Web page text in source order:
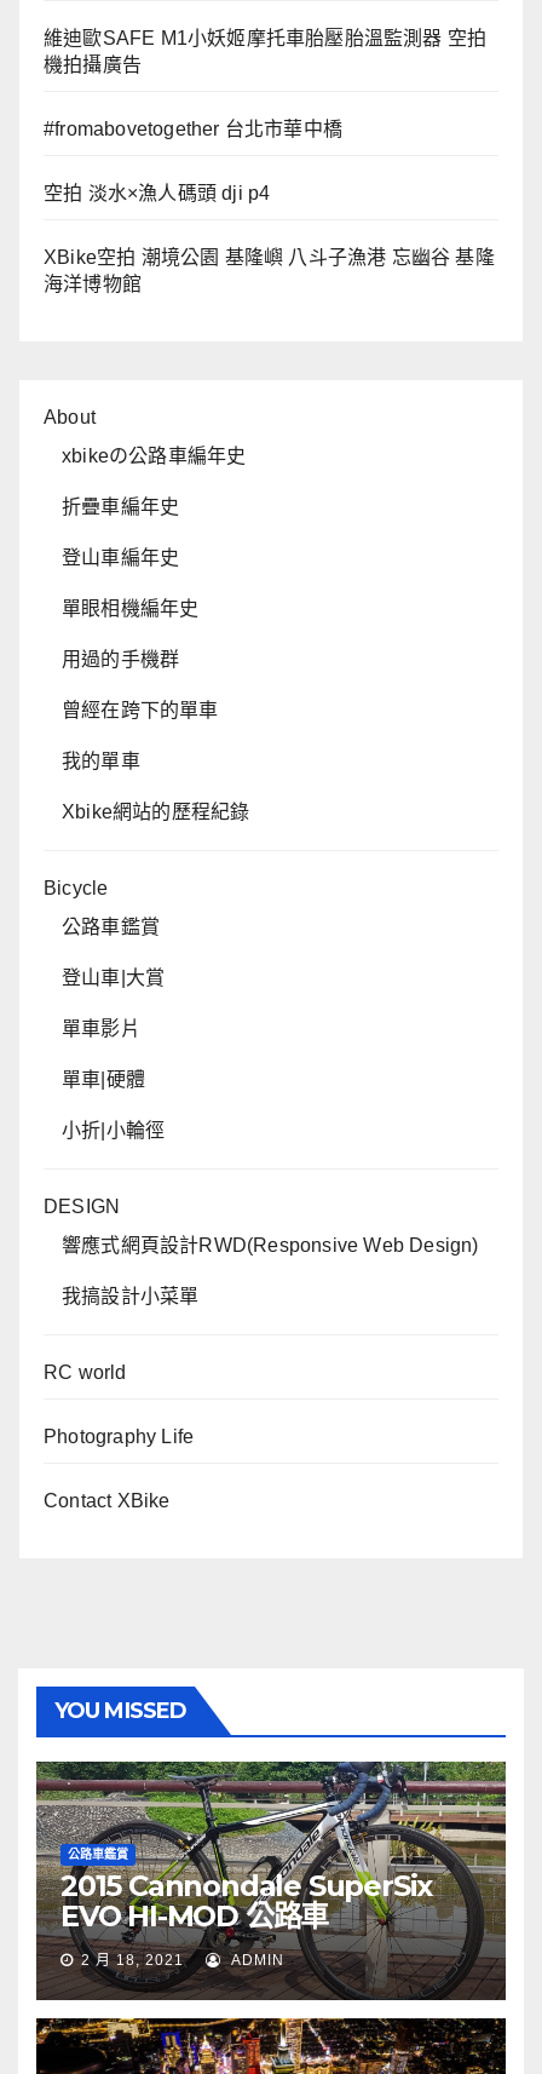
維迪歐SAFE M1小妖姬摩托車胎壓胎溫監測器 空拍
機拍攝廣告
#fromabovetogether 台北市華中橋
空拍 淡水×漁人碼頭 dji p4
XBike空拍 潮境公園 基隆嶼 八斗子漁港 忘幽谷 基隆
海洋博物館
About
xbikeの公路車編年史
折疊車編年史
登山車編年史
單眼相機編年史
用過的手機群
曾經在跨下的單車
我的單車
Xbike網站的歷程紀錄
Bicycle
公路車鑑賞
登山車|大賞
單車影片
單車|硬體
小折|小輪徑
DESIGN
響應式網頁設計RWD(Responsive Web Design)
我搞設計小菜單
RC world
Photography Life
Contact XBike
YOU MISSED
公路車鑑賞
2015 Cannondale SuperSix
EVO HI-MOD 公路車
2 月 18, 2021 ADMIN